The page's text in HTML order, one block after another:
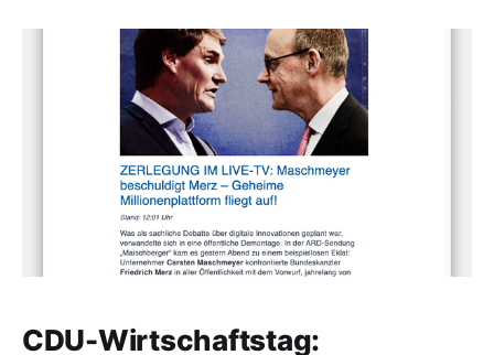
CDU-Wirtschaftstag: